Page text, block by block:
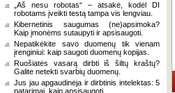
„Aš nesu robotas“ – atsakė, kodėl DI
robotams įveikti testą tampa vis lengviau.
Kibernetinis saugumas (ne)apsimoka?
Kaip įmonėms sutaupyti ir apsisaugoti.
Nepatikėkite savo duomenų tik vienam
įrenginiui: kaip saugoti duomenų kopijas.
Ruošiatės vasarą dirbti iš šiltų kraštų?
Galite netekti svarbių duomenų.
Jus jau apgaudinėja ir dirbtinis intelektas: 5
patarimai, kaip apsisaugoti.